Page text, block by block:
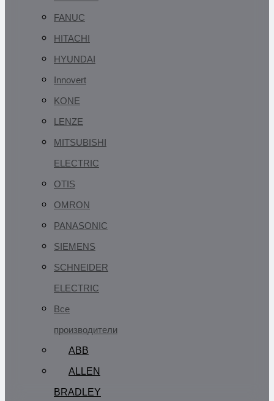
FANUC
HITACHI
HYUNDAI
Innovert
KONE
LENZE
MITSUBISHI
ELECTRIC
OTIS
OMRON
PANASONIC
SIEMENS
SCHNEIDER
ELECTRIC
Все
производители
ABB
ALLEN
BRADLEY